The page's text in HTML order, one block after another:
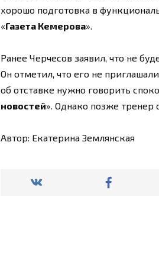
хорошо подготовка в
«Газета Кемерова».
Ранее Черчесов заявил, что не
Он отметил, что его не
об отставке нужно говорить
новостей». Однако позже тренер
Автор: Екатерина Землянская